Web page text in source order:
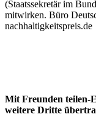
(Staatssekretär im
mitwirken. Büro
nachhaltigkeitspreis.de
Mit Freunden teilen-
weitere Dritte